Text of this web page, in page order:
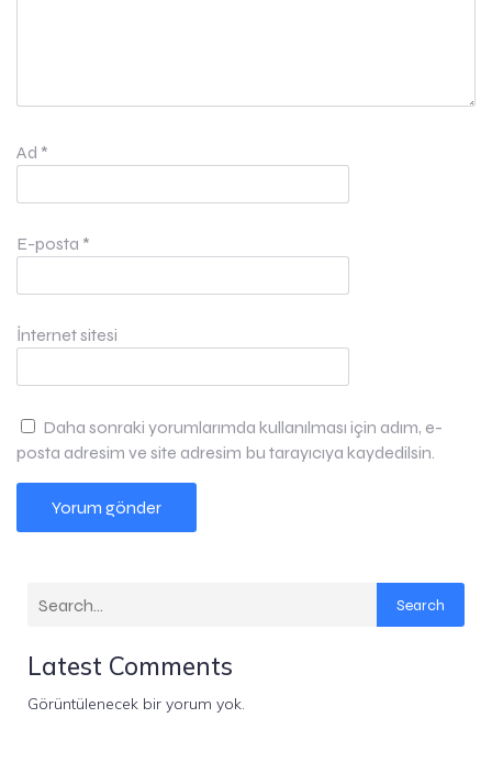
Ad *
E-posta *
İnternet sitesi
Daha sonraki yorumlarımda kullanılması için adım, e-
posta adresim ve site adresim bu tarayıcıya kaydedilsin.
Search
Latest Comments
Görüntülenecek bir yorum yok.